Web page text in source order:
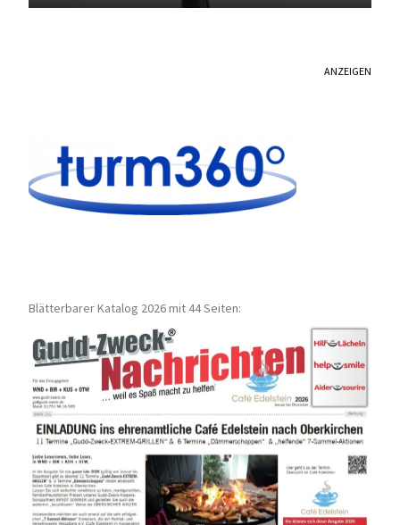
ANZEIGEN
Blätterbarer Katalog 2026 mit 44 Seiten: